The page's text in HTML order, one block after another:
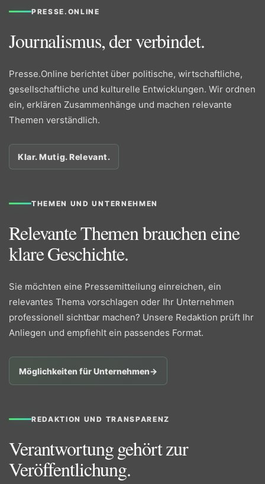
PRESSE.ONLINE
Journalismus, der verbindet.
Presse.Online berichtet über politische, wirtschaftliche,
gesellschaftliche und kulturelle Entwicklungen. Wir ordnen
ein, erklären Zusammenhänge und machen relevante
Themen verständlich.
Klar. Mutig. Relevant.
THEMEN UND UNTERNEHMEN
Relevante Themen brauchen eine
klare Geschichte.
Sie möchten eine Pressemitteilung einreichen, ein
relevantes Thema vorschlagen oder Ihr Unternehmen
professionell sichtbar machen? Unsere Redaktion prüft Ihr
Anliegen und empfiehlt ein passendes Format.
Möglichkeiten für Unternehmen→
REDAKTION UND TRANSPARENZ
Verantwortung gehört zur
Veröffentlichung.